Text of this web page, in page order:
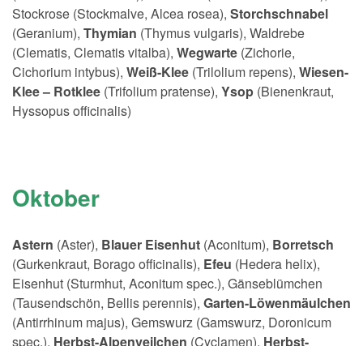
Stockrose (Stockmalve, Alcea rosea), Storchschnabel
(Geranium), Thymian (Thymus vulgaris), Waldrebe
(Clematis, Clematis vitalba), Wegwarte (Zichorie,
Cichorium intybus), Weiß-Klee (Trilolium repens), Wiesen-
Klee – Rotklee (Trifolium pratense), Ysop (Bienenkraut,
Hyssopus officinalis)
Oktober
Astern (Aster), Blauer Eisenhut (Aconitum), Borretsch
(Gurkenkraut, Borago officinalis), Efeu (Hedera helix),
Eisenhut (Sturmhut, Aconitum spec.), Gänseblümchen
(Tausendschön, Bellis perennis), Garten-Löwenmäulchen
(Antirrhinum majus), Gemswurz (Gamswurz, Doronicum
spec.), Herbst-Alpenveilchen (Cyclamen), Herbst-